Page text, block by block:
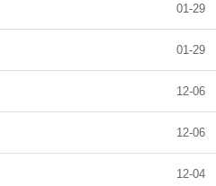
01-29
01-29
12-06
12-06
12-04